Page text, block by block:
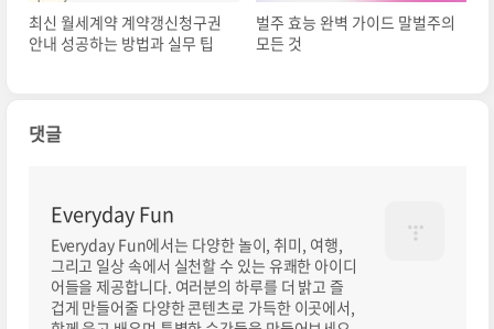
최신 월세계약 계약갱신청구권
안내 성공하는 방법과 실무 팁
벌주 효능 완벽 가이드 말벌주의
모든 것
댓글
Everyday Fun
Everyday Fun에서는 다양한 놀이, 취미, 여행,
그리고 일상 속에서 실천할 수 있는 유쾌한 아이디
어들을 제공합니다. 여러분의 하루를 더 밝고 즐
겁게 만들어줄 다양한 콘텐츠로 가득한 이곳에서,